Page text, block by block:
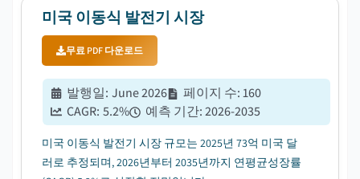
미국 이동식 발전기 시장
무료 PDF 다운로드
발행일: June 2026 페이지 수:160
CAGR: 5.2% 예측 기간:2026-2035
미국 이동식 발전기 시장 규모는 2025년 73억 미국 달
러로 추정되며, 2026년부터 2035년까지 연평균성장률